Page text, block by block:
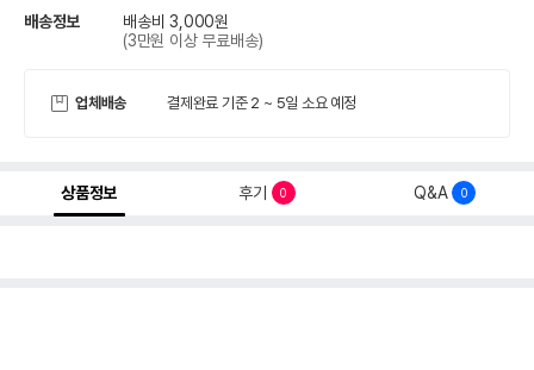
배송정보
배송비 3,000원
(3만원 이상 무료배송)
업체배송 결제완료 기준 2 ~ 5일 소요 예정
상품정보 후기 0 Q&A 0